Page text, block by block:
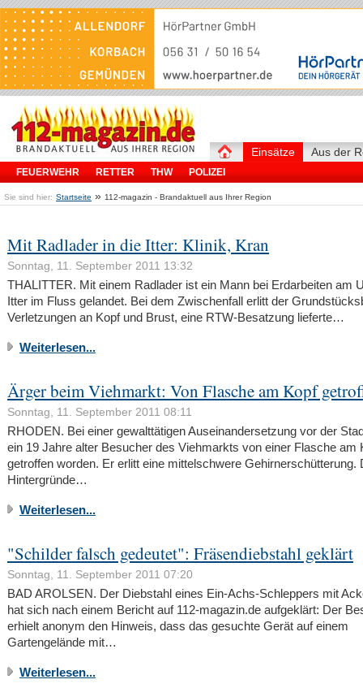
Einsätze
FEUERWEHR RETTER THW POLIZEI
Aus der
Sie sind hier: Startseite » 112-magazin - Brandaktuell aus Ihrer Region
Mit Radlader in die Itter: Klinik, Kran
Sonntag, 11. September 2011 13:32
THALITTER. Mit einem Radlader ist ein Mann bei Erdarbeiten am
Itter im Fluss gelandet. Bei dem Zwischenfall erlitt der
Verletzungen an Kopf und Brust, eine RTW-Besatzung lieferte…
Weiterlesen...
Ärger beim Viehmarkt: Von Flasche am Kopf
Sonntag, 11. September 2011 08:11
RHODEN. Bei einer gewalttätigen Auseinandersetzung vor der
ein 19 Jahre alter Besucher des Viehmarkts von einer Flasche am
getroffen worden. Er erlitt eine mittelschwere Gehirnerschütterung.
Hintergründe…
Weiterlesen...
"Schilder falsch gedeutet": Fräsendiebstahl geklärt
Sonntag, 11. September 2011 07:20
BAD AROLSEN. Der Diebstahl eines Ein-Achs-Schleppers mit
hat sich nach einem Bericht auf 112-magazin.de aufgeklärt: Der
erhielt anonym den Hinweis, dass das gesuchte Gerät auf einem
Gartengelände mit…
Weiterlesen...